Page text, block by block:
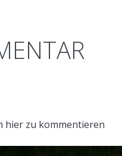
hier zu kommentieren